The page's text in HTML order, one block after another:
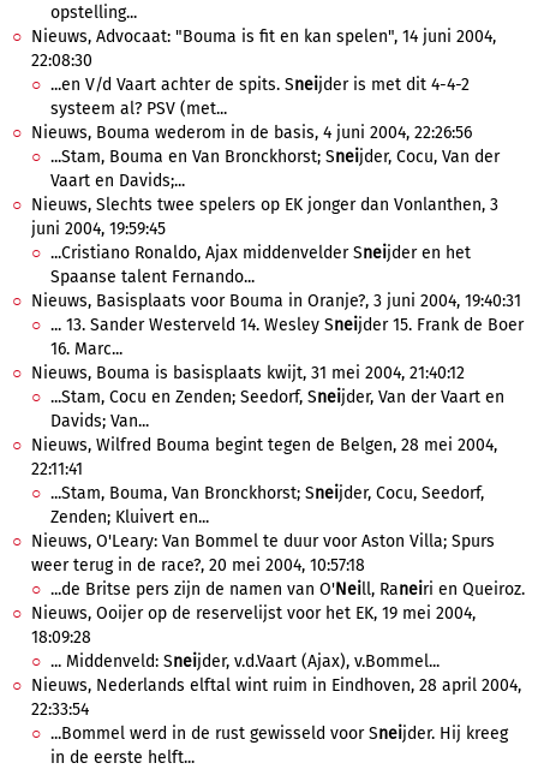
opstelling...
Nieuws, Advocaat: "Bouma is fit en kan spelen", 14 juni 2004,
22:08:30
...en V/d Vaart achter de spits. Sneijder is met dit 4-4-2
systeem al? PSV (met...
Nieuws, Bouma wederom in de basis, 4 juni 2004, 22:26:56
...Stam, Bouma en Van Bronckhorst; Sneijder, Cocu, Van der
Vaart en Davids;...
Nieuws, Slechts twee spelers op EK jonger dan Vonlanthen, 3
juni 2004, 19:59:45
...Cristiano Ronaldo, Ajax middenvelder Sneijder en het
Spaanse talent Fernando...
Nieuws, Basisplaats voor Bouma in Oranje?, 3 juni 2004, 19:40:31
... 13. Sander Westerveld 14. Wesley Sneijder 15. Frank de Boer
16. Marc...
Nieuws, Bouma is basisplaats kwijt, 31 mei 2004, 21:40:12
...Stam, Cocu en Zenden; Seedorf, Sneijder, Van der Vaart en
Davids; Van...
Nieuws, Wilfred Bouma begint tegen de Belgen, 28 mei 2004,
22:11:41
...Stam, Bouma, Van Bronckhorst; Sneijder, Cocu, Seedorf,
Zenden; Kluivert en...
Nieuws, O'Leary: Van Bommel te duur voor Aston Villa; Spurs
weer terug in de race?, 20 mei 2004, 10:57:18
...de Britse pers zijn de namen van O'Neill, Raneiri en Queiroz.
Nieuws, Ooijer op de reservelijst voor het EK, 19 mei 2004,
18:09:28
... Middenveld: Sneijder, v.d.Vaart (Ajax), v.Bommel...
Nieuws, Nederlands elftal wint ruim in Eindhoven, 28 april 2004,
22:33:54
...Bommel werd in de rust gewisseld voor Sneijder. Hij kreeg
in de eerste helft...